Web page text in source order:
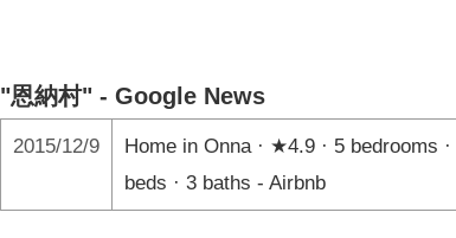
"恩納村" - Google News
2015/12/9
Home in Onna · ★4.9 · 5 bedrooms ·
beds · 3 baths - Airbnb